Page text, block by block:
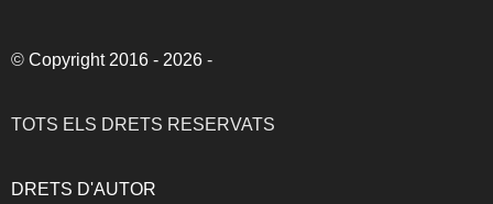
© Copyright 2016 - 2026 -
TOTS ELS DRETS RESERVATS
DRETS D'AUTOR